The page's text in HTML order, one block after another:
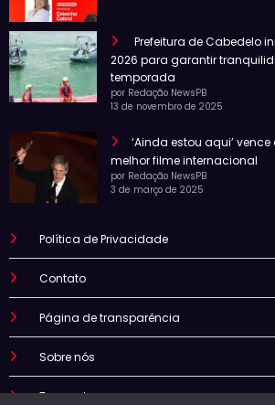
Prefeitura de Cabedelo
2026 para garantir
temporada
por Redação NewsPB
13 de novembro de 2025
‘Ainda estou aqui’
melhor filme internacional
por Redação NewsPB
3 de março de 2025
Política de Privacidade
Contato
Página de transparência
Sobre nós
Termo de uso